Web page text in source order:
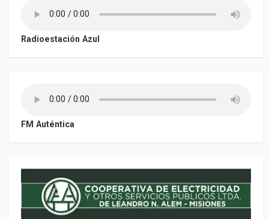
Radioestación Azul
FM Auténtica